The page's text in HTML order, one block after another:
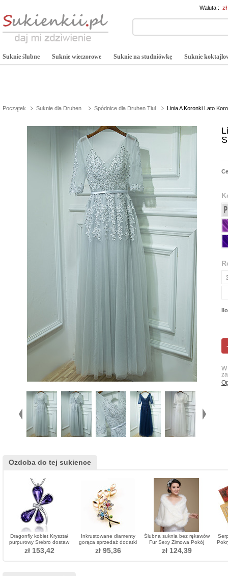
Waluta :
Suknie ślubne Suknie wieczorowe Suknie na studniówkę Suknie
Początek Suknie dla Druhen Spódnice dla Druhen Tiul Linia A Koronki Lato
Ozdoba do tej sukience
Dragonfly kobiet Kryształ
purpurowy Srebro dostaw
hurtowych Naszyjnik
zł 153,42
Inkrustowane diamenty
gorąca sprzedaż dodatki
damskie kryształowe listwy
liściowe
zł 95,36
Ślubna suknia bez rękawów
Fur Sexy Zimowa Pokój
zł 124,39